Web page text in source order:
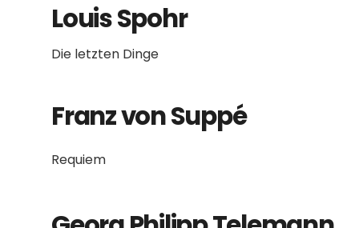
Louis Spohr
Die letzten Dinge
Franz von Suppé
Requiem